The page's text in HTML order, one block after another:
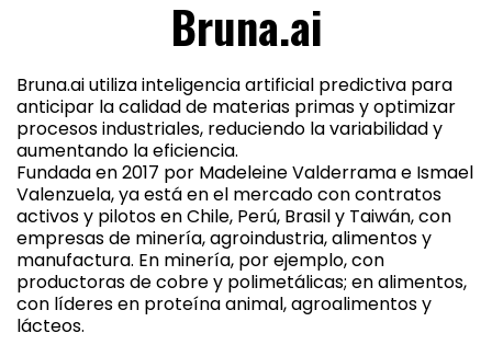
Bruna.ai
Bruna.ai utiliza inteligencia artificial predictiva para
anticipar la calidad de materias primas y optimizar
procesos industriales, reduciendo la variabilidad y
aumentando la eficiencia.
Fundada en 2017 por Madeleine Valderrama e Ismael
Valenzuela, ya está en el mercado con contratos
activos y pilotos en Chile, Perú, Brasil y Taiwán, con
empresas de minería, agroindustria, alimentos y
manufactura. En minería, por ejemplo, con
productoras de cobre y polimetálicas; en alimentos,
con líderes en proteína animal, agroalimentos y
lácteos.